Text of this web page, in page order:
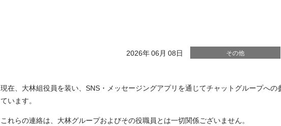
2026年 06月 08日 その他
現在、大林組役員を装い、SNS・メッセージングアプリを通じてチャットグループへ
ています。
これらの連絡は、大林グループおよびその役職員とは一切関係ございません。